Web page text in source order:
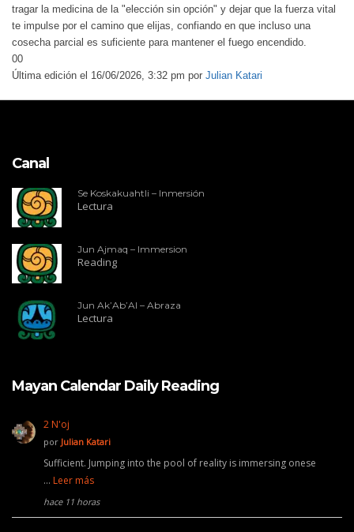
tragar la medicina de la "elección sin opción" y dejar que la fuerza vital
te impulse por el camino que elijas, confiando en que incluso una
cosecha parcial es suficiente para mantener el fuego encendido.
00
Última edición el 16/06/2026, 3:32 pm por Julian Katari
Canal
Se Koskakuahtli – Inmersión
Lectura
Jun Ajmaq – Immersion
Reading
Jun Ak’Ab’Al – Abraza
Lectura
Mayan Calendar Daily Reading
2 N'oj
por Julian Katari
Sufficient. Jumping into the pool of reality is immersing onese
… Leer más
hace 11 horas